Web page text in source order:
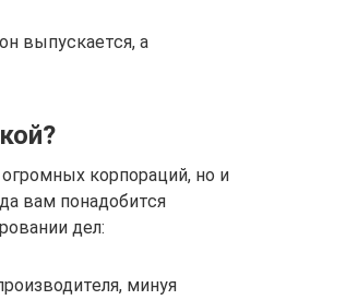
выпускается, а
корпораций, но и
вам понадобится
дел:
минуя